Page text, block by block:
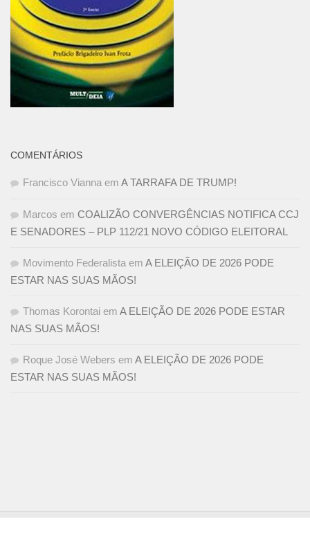
COMENTÁRIOS
Francisco Vianna em A TARRAFA DE TRUMP!
Marcos em COALIZÃO CONVERGÊNCIAS NOTIFICA CCJ
E SENADORES – PLP 112/21 NOVO CÓDIGO ELEITORAL
Movimento Federalista em A ELEIÇÃO DE 2026 PODE
ESTAR NAS SUAS MÃOS!
Thomas Korontai em A ELEIÇÃO DE 2026 PODE ESTAR
NAS SUAS MÃOS!
Roque José Webers em A ELEIÇÃO DE 2026 PODE
ESTAR NAS SUAS MÃOS!